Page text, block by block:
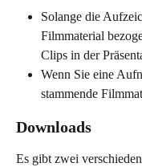
Solange die
Filmmaterial
Clips in der
Wenn Sie eine
stammende
Downloads
Es gibt zwei